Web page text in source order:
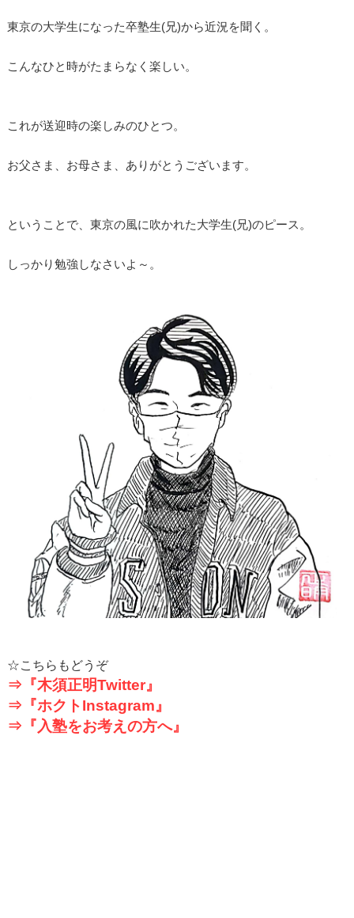
東京の大学生になった卒塾生(兄)から近況を聞く。
こんなひと時がたまらなく楽しい。
これが送迎時の楽しみのひとつ。
お父さま、お母さま、ありがとうございます。
ということで、東京の風に吹かれた大学生(兄)のピース。
しっかり勉強しなさいよ～。
☆こちらもどうぞ
⇒『木須正明Twitter』
⇒『ホクトInstagram』
⇒『入塾をお考えの方へ』